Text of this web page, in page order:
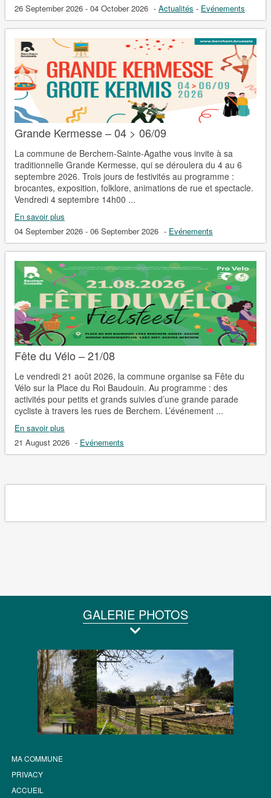
26 September 2026 - 04 October 2026 - Actualités - Evénements
Grande Kermesse – 04 > 06/09
La commune de Berchem-Sainte-Agathe vous invite à sa
traditionnelle Grande Kermesse, qui se déroulera du 4 au 6
septembre 2026. Trois jours de festivités au programme :
brocantes, exposition, folklore, animations de rue et spectacle.
Vendredi 4 septembre 14h00 ...
En savoir plus
04 September 2026 - 06 September 2026 - Evénements
Fête du Vélo – 21/08
Le vendredi 21 août 2026, la commune organise sa Fête du
Vélo sur la Place du Roi Baudouin. Au programme : des
activités pour petits et grands suivies d’une grande parade
cycliste à travers les rues de Berchem. L’événement ...
En savoir plus
21 August 2026 - Evénements
GALERIE PHOTOS
MA COMMUNE
PRIVACY
ACCUEIL